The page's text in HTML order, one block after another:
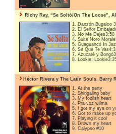
Richy Ray, “Se Soltó/On The Loose”,
1. Danzón Bugaloo
2. El Señor
3. No Me Dejes3:58
4. Suite Noro
5. Guaguancó In
6. Sé Que Te
7. Azucaré y
8. Lookie,
Héctor Rivera y The Latín Souls, Barry
1. At the party
2. Shingaling baby
3. My foolish heart
4. Pra voz wilma
5. I got my eye on
6. Got to make up
7. Playing it cool
8. Drown my heart
9. Calypso #10